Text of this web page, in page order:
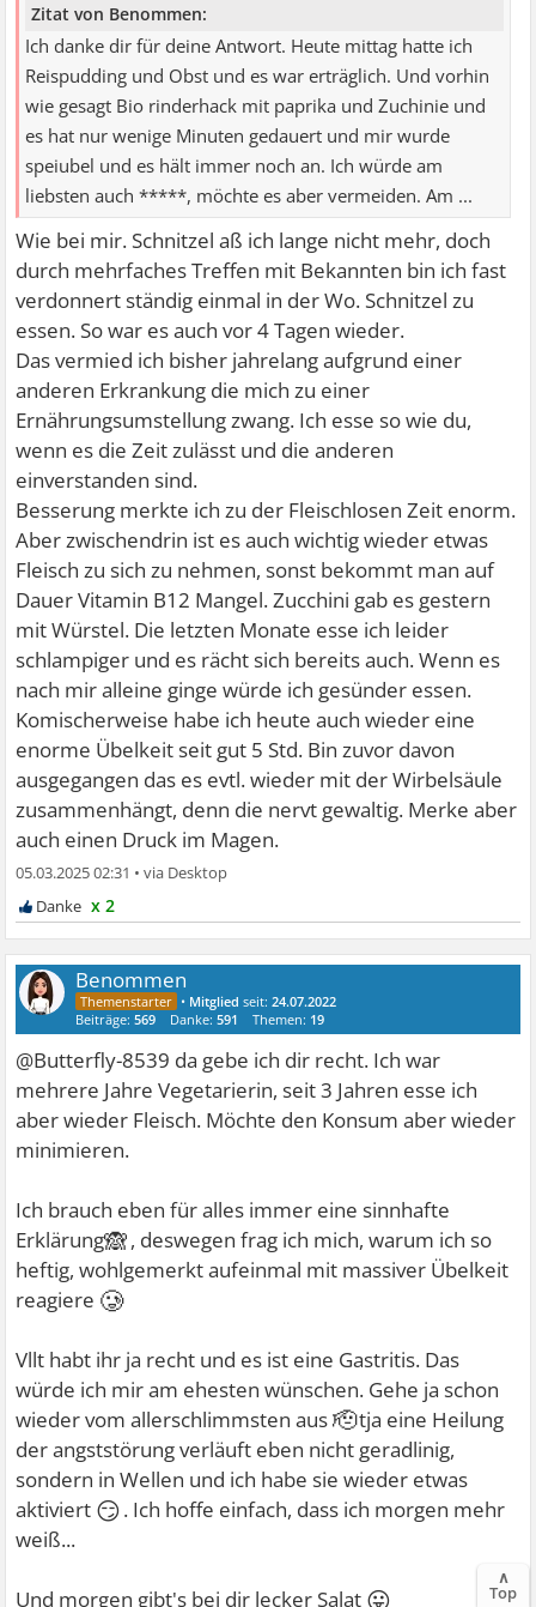
Zitat von Benommen:
Ich danke dir für deine Antwort. Heute mittag hatte ich
Reispudding und Obst und es war erträglich. Und vorhin
wie gesagt Bio rinderhack mit paprika und Zuchinie und
es hat nur wenige Minuten gedauert und mir wurde
speiubel und es hält immer noch an. Ich würde am
liebsten auch *****, möchte es aber vermeiden. Am ...
Wie bei mir. Schnitzel aß ich lange nicht mehr, doch
durch mehrfaches Treffen mit Bekannten bin ich fast
verdonnert ständig einmal in der Wo. Schnitzel zu
essen. So war es auch vor 4 Tagen wieder.
Das vermied ich bisher jahrelang aufgrund einer
anderen Erkrankung die mich zu einer
Ernährungsumstellung zwang. Ich esse so wie du,
wenn es die Zeit zulässt und die anderen
einverstanden sind.
Besserung merkte ich zu der Fleischlosen Zeit enorm.
Aber zwischendrin ist es auch wichtig wieder etwas
Fleisch zu sich zu nehmen, sonst bekommt man auf
Dauer Vitamin B12 Mangel. Zucchini gab es gestern
mit Würstel. Die letzten Monate esse ich leider
schlampiger und es rächt sich bereits auch. Wenn es
nach mir alleine ginge würde ich gesünder essen.
Komischerweise habe ich heute auch wieder eine
enorme Übelkeit seit gut 5 Std. Bin zuvor davon
ausgegangen das es evtl. wieder mit der Wirbelsäule
zusammenhängt, denn die nervt gewaltig. Merke aber
auch einen Druck im Magen.
05.03.2025 02:31 •
x 2
Benommen
• Mitglied seit:24.07.2022
Beiträge:569 Danke:591 Themen: 19
@Butterfly-8539 da gebe ich dir recht. Ich war
mehrere Jahre Vegetarierin, seit 3 Jahren esse ich
aber wieder Fleisch. Möchte den Konsum aber wieder
minimieren.
Ich brauch eben für alles immer eine sinnhafte
Erklärung🙈, deswegen frag ich mich, warum ich so
heftig, wohlgemerkt aufeinmal mit massiver Übelkeit
reagiere 🥲
Vllt habt ihr ja recht und es ist eine Gastritis. Das
würde ich mir am ehesten wünschen. Gehe ja schon
wieder vom allerschlimmsten aus🫡tja eine Heilung
der angststörung verläuft eben nicht geradlinig,
sondern in Wellen und ich habe sie wieder etwas
aktiviert 😏. Ich hoffe einfach, dass ich morgen mehr
weiß...
Und morgen gibt's bei dir lecker Salat 😛
∧
Top